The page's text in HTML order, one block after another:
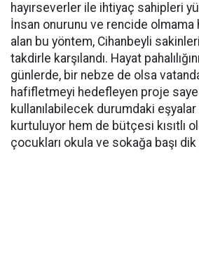
hayırseverler ile ihtiyaç sahipleri
İnsan onurunu ve rencide olmama
alan bu yöntem, Cihanbeyli
takdirle karşılandı. Hayat
günlerde, bir nebze de olsa
hafifletmeyi hedefleyen proje
kullanılabilecek durumdaki eşyalar
kurtuluyor hem de bütçesi kısıtlı
çocukları okula ve sokağa başı dik